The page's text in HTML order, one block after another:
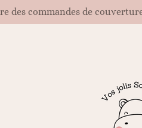
des commandes de